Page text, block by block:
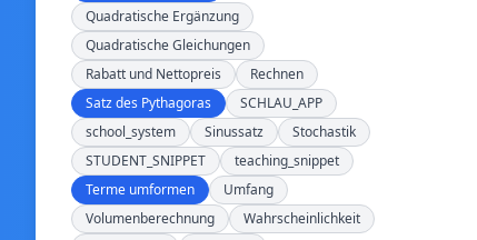
Quadratische Ergänzung
Quadratische Gleichungen
Rabatt und Nettopreis
Rechnen
Satz des Pythagoras
SCHLAU_APP
school_system
Sinussatz
Stochastik
STUDENT_SNIPPET
teaching_snippet
Terme umformen
Umfang
Volumenberechnung
Wahrscheinlichkeit